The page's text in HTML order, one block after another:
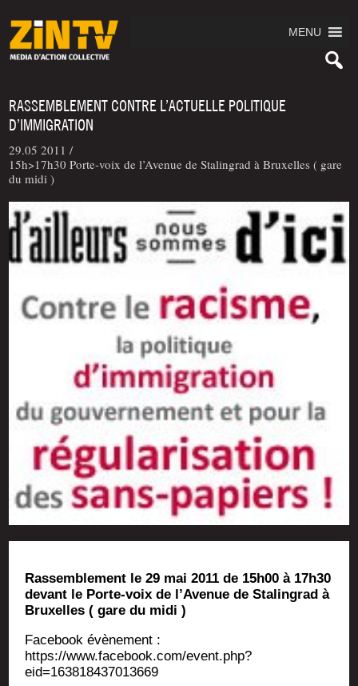
MENU
RASSEMBLEMENT CONTRE L’ACTUELLE POLITIQUE
D’IMMIGRATION
29.05 2011 /
15h>17h30 Porte-voix de l’Avenue de Stalingrad à Bruxelles ( gare
du midi )
Ras­sem­ble­ment le 29 mai 2011 de 15h00 à 17h30
devant le Porte-voix de l’Avenue de Sta­lin­grad à
Bruxelles ( gare du midi )
Face­book évè­ne­ment :
https://www.facebook.com/event.php?
eid=163818437013669